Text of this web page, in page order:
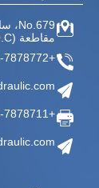
No.679، سانت Zhongqiao،
مقاطعة (R.O.C.)
+886-4-7878772
+886-4-7878711